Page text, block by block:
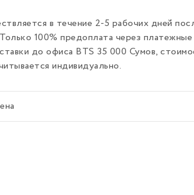
в течение 2-5 рабочих дней
100% предоплата через
до офиса BTS 35 000 Сумов,
индивидуально.